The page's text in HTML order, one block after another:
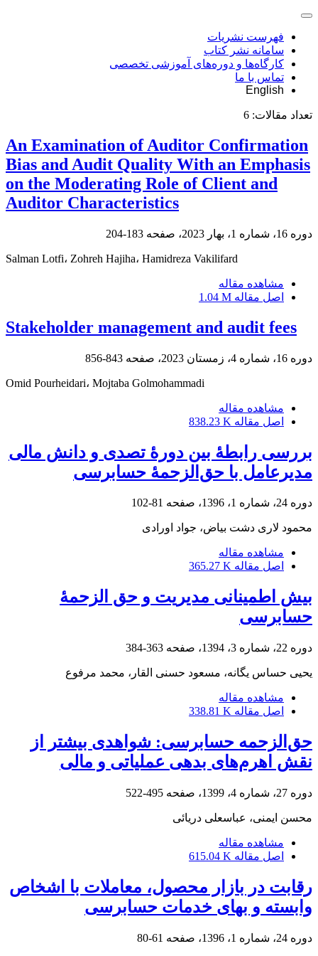
فهرست نشریات
سامانه نشر کتاب
کارگاه‌ها و دوره‌های آموزشی تخصصی
تماس با ما
English
تعداد مقالات: 6
An Examination of Auditor Confirmation
Bias and Audit Quality With an Emphasis
on the Moderating Role of Client and
Auditor Characteristics
دوره 16، شماره 1، بهار 2023، صفحه 183-204
Salman Lotfi، Zohreh Hajiha، Hamidreza Vakilifard
مشاهده مقاله
اصل مقاله 1.04 M
Stakeholder management and audit fees
دوره 16، شماره 4، زمستان 2023، صفحه 843-856
Omid Pourheidari، Mojtaba Golmohammadi
مشاهده مقاله
اصل مقاله 838.23 K
بررسی رابطۀ بین دورۀ تصدی و دانش مالی
مدیرعامل با حق‌الزحمۀ حسابرسی
دوره 24، شماره 1، 1396، صفحه 81-102
محمود لاری دشت بیاض، جواد اورادی
مشاهده مقاله
اصل مقاله 365.27 K
بیش اطمینانی مدیریت و حق الزحمۀ
حسابرسی
دوره 22، شماره 3، 1394، صفحه 363-384
یحیی حساس یگانه، مسعود حسنی القار، محمد مرفوع
مشاهده مقاله
اصل مقاله 338.81 K
حق‌الزحمه حسابرسی: شواهدی بیشتر از
نقش اهرم‌های بدهی عملیاتی و مالی
دوره 27، شماره 4، 1399، صفحه 495-522
محسن ایمنی، عباسعلی دریائی
مشاهده مقاله
اصل مقاله 615.04 K
رقابت در بازار محصول، معاملات با اشخاص
وابسته و بهای خدمات حسابرسی
دوره 24، شماره 1، 1396، صفحه 61-80